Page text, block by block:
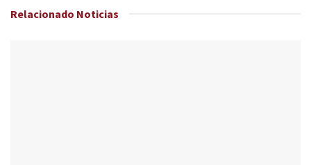
Relacionado Noticias